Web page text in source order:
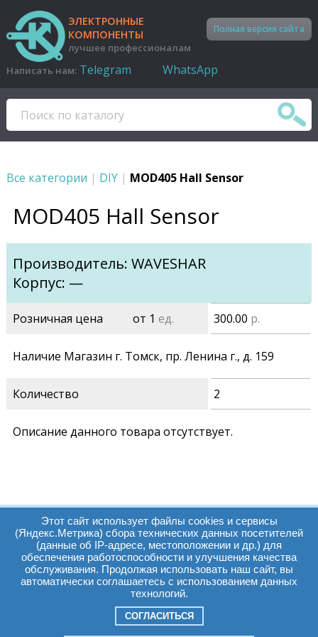
ЭЛЕКТРОННЫЕ
КОМПОНЕНТЫ
лучшее профессионалам
Полная версия сайта
Написать нам: Telegram WhatsApp
Все категории | DIY | MOD405 Hall Sensor
MOD405 Hall Sensor
Производитель: WAVESHAR
Корпус: —
Розничная цена от 1 ед. 300.00 р.
Наличие Магазин г. Томск, пр. Ленина г., д. 159
Количество 2
Описание данного товара отсутствует.
Часы работы:
Суб. Воскр. вых.
Томск, пр. Ленина г,
д. 159
Этот сайт использует файлы cookies и сервисы
(Яндекс.Метрика) сбора технических данных посетителей
(данные об IP-адресе, местоположении и др.) для
обеспечения работоспособности и улучшения качества
обслуживания. Продолжая использовать наш сайт, вы
автоматически соглашаетесь с использованием данных
технологий.
СОГЛАСИТЬСЯ